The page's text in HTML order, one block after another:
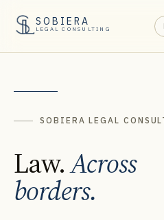
SOBIERA
LEGAL CONSULTING
SOBIERA LEGAL
Law.Across
borders.